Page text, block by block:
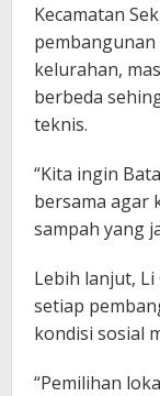
Kecamatan
pembangunan
kelurahan,
berbeda
teknis.
“Kita ingin
bersama agar
sampah yang
Lebih lanjut,
setiap
kondisi sosial
“Pemilihan